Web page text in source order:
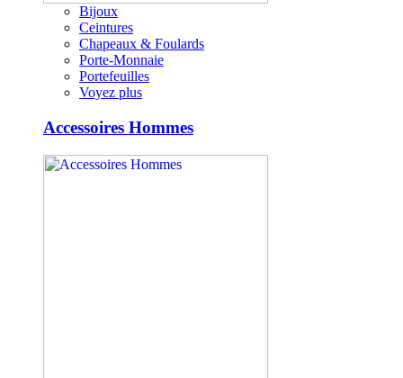
Bijoux
Ceintures
Chapeaux & Foulards
Porte-Monnaie
Portefeuilles
Voyez plus
Accessoires Hommes